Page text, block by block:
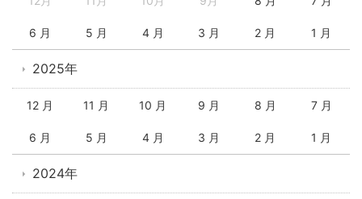
6 月 5 月 4 月 3 月 2 月 1 月
2025年
12 月 11 月 10 月 9 月 8 月 7 月
6 月 5 月 4 月 3 月 2 月 1 月
2024年